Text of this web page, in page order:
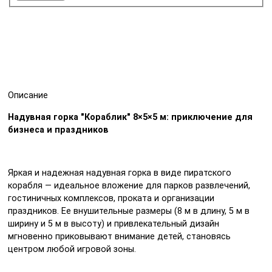
Описание
Надувная горка "Кораблик" 8×5×5 м: приключение для
бизнеса и праздников
Яркая и надежная надувная горка в виде пиратского
корабля — идеальное вложение для парков развлечений,
гостиничных комплексов, проката и организации
праздников. Ее внушительные размеры (8 м в длину, 5 м в
ширину и 5 м в высоту) и привлекательный дизайн
мгновенно приковывают внимание детей, становясь
центром любой игровой зоны.